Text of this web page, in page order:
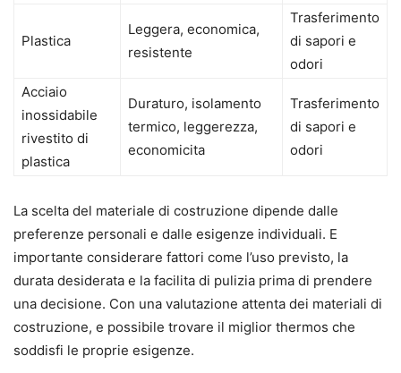
Plastica
Leggera, economica,
resistente
Trasferimento
di sapori e
odori
Acciaio
inossidabile
rivestito di
plastica
Duraturo, isolamento
termico, leggerezza,
economicita
Trasferimento
di sapori e
odori
La scelta del materiale di costruzione dipende dalle
preferenze personali e dalle esigenze individuali. E
importante considerare fattori come l’uso previsto, la
durata desiderata e la facilita di pulizia prima di prendere
una decisione. Con una valutazione attenta dei materiali di
costruzione, e possibile trovare il miglior thermos che
soddisfi le proprie esigenze.